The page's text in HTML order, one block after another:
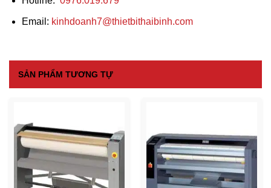
Email: kinhdoanh7@thietbithaibinh.com
SẢN PHẨM TƯƠNG TỰ